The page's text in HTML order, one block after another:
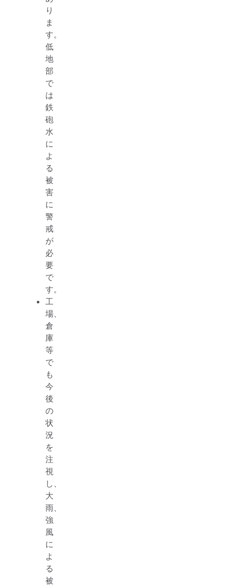
り
ま
す。
低
地
部
で
は
鉄
砲
水
に
よ
る
被
害
に
警
戒
が
必
要
で
す。
工
場、
倉
庫
等
で
も
今
後
の
状
況
を
注
視
し、
大
雨、
強
風
に
よ
る
被